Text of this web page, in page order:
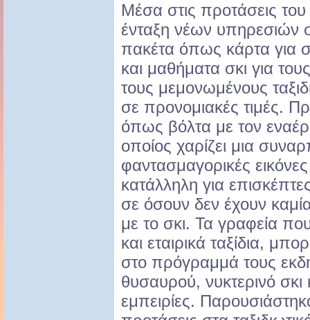
Μέσα στις προτάσεις του
ένταξη νέων υπηρεσιών
πακέτα όπως κάρτα για
και μαθήματα σκι για
τους μεμονωμένους
σε προνομιακές τιμές.
όπως βόλτα με τον
οποίος χαρίζει μια
φαντασμαγορικές
κατάλληλη για
σε όσουν δεν έχουν
με το σκι. Τα γραφεία
και εταιρικά ταξίδια,
στο πρόγραμμά τους
θυσαυρού, νυκτερινό σκι
εμπειρίες.